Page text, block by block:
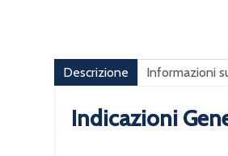
Descrizione Informazioni
Indicazioni